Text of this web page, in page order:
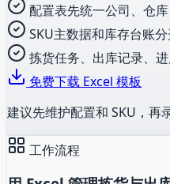
配置表先统一公司、仓
SKU主数据和库存台账
拣货任务、出库记录、
免费下载 Excel 模板
建议先维护配置和 SKU，再
工作流程